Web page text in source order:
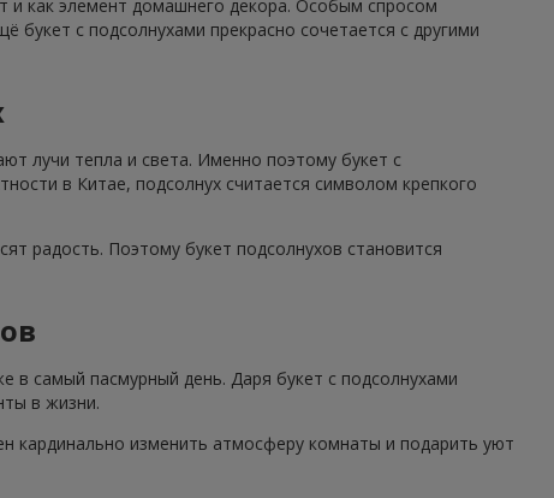
и как элемент домашнего декора. Особым спросом
с подсолнухами прекрасно сочетается с другими
лучи тепла и света. Именно поэтому букет с
в Китае, подсолнух считается символом крепкого
радость. Поэтому букет подсолнухов становится
в самый пасмурный день. Даря букет с подсолнухами
в жизни.
кардинально изменить атмосферу комнаты и подарить уют